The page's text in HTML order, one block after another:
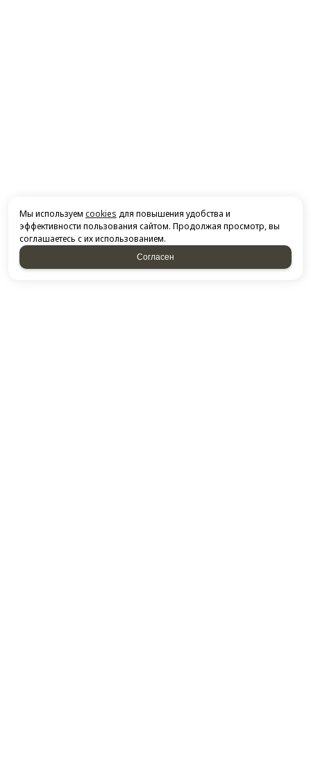
Мы используем cookies для повышения удобства и
эффективности пользования сайтом. Продолжая просмотр, вы
соглашаетесь с их использованием.
Согласен